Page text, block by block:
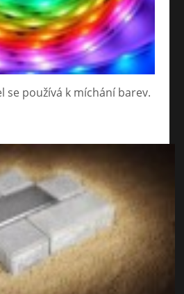
se používá k míchání barev.